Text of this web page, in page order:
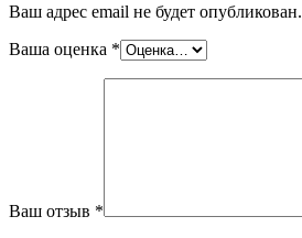
Ваш адрес email не будет опубликован.
Ваша оценка *
Ваш отзыв *